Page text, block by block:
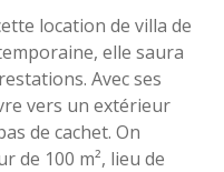
location de villa de
elle saura
Avec ses
vers un extérieur
de cachet. On
de 100 m², lieu de